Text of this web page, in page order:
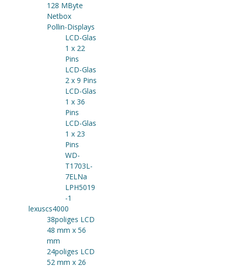
128 MByte
Netbox
Pollin-Displays
LCD-Glas
1 x 22
Pins
LCD-Glas
2 x 9 Pins
LCD-Glas
1 x 36
Pins
LCD-Glas
1 x 23
Pins
WD-
T1703L-
7ELNa
LPH5019
-1
lexuscs4000
38poliges LCD
48 mm x 56
mm
24poliges LCD
52 mm x 26